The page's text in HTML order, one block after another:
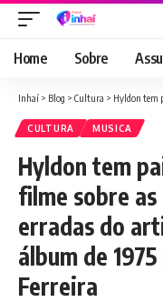
Home Sobre
Inhaí > Blog > Cultura > Hyldon tem paixões
CULTURA MUSICA
Hyldon tem
filme sobre
erradas do
álbum de
Ferreira